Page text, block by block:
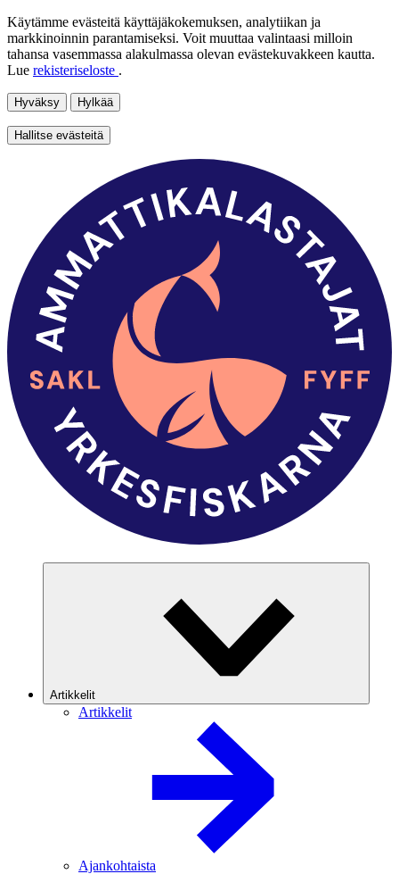
Käytämme evästeitä käyttäjäkokemuksen, analytiikan ja
markkinoinnin parantamiseksi. Voit muuttaa valintaasi milloin
tahansa vasemmassa alakulmassa olevan evästekuvakkeen kautta.
Lue rekisteriseloste .
Hyväksy Hylkää
Hallitse evästeitä
Artikkelit
Artikkelit
Ajankohtaista